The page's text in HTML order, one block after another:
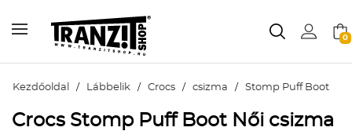
0
Kezdőoldal / Lábbelik / Crocs / csizma / Stomp Puff Boot
Crocs Stomp Puff Boot Női csizma